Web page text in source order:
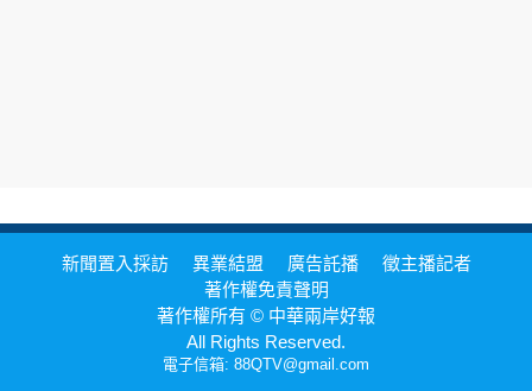
新聞置入採訪 異業結盟 廣告託播
徵主播記者
著作權免責聲明
著作權所有 © 中華兩岸好報
All Rights Reserved.
電子信箱: 88QTV@gmail.com